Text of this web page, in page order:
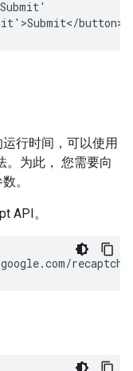
行时间，可以使用
。为此， 您需要向
。
API。